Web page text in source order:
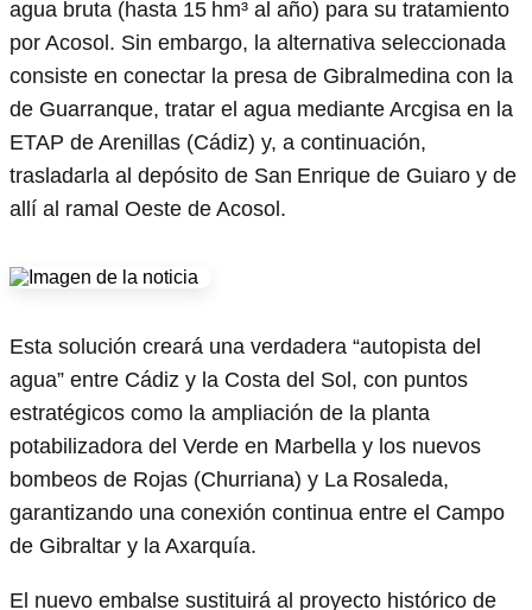
agua bruta (hasta 15 hm³ al año) para su tratamiento
por Acosol. Sin embargo, la alternativa seleccionada
consiste en conectar la presa de Gibralmedina con la
de Guarranque, tratar el agua mediante Arcgisa en la
ETAP de Arenillas (Cádiz) y, a continuación,
trasladarla al depósito de San Enrique de Guiaro y de
allí al ramal Oeste de Acosol.
Esta solución creará una verdadera “autopista del
agua” entre Cádiz y la Costa del Sol, con puntos
estratégicos como la ampliación de la planta
potabilizadora del Verde en Marbella y los nuevos
bombeos de Rojas (Churriana) y La Rosaleda,
garantizando una conexión continua entre el Campo
de Gibraltar y la Axarquía.
El nuevo embalse sustituirá al proyecto histórico de